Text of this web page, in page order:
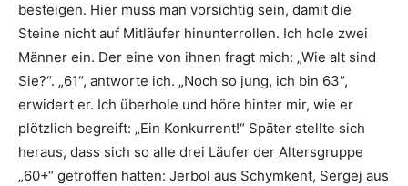
besteigen. Hier muss man vorsichtig sein, damit die
Steine nicht auf Mitläufer hinunterrollen. Ich hole zwei
Männer ein. Der eine von ihnen fragt mich: „Wie alt sind
Sie?“. „61“, antworte ich. „Noch so jung, ich bin 63“,
erwidert er. Ich überhole und höre hinter mir, wie er
plötzlich begreift: „Ein Konkurrent!“ Später stellte sich
heraus, dass sich so alle drei Läufer der Altersgruppe
„60+“ getroffen hatten: Jerbol aus Schymkent, Sergej aus